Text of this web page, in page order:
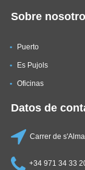
Sobre
Puerto
Es Pujols
Oficinas
Datos de
Carrer de
+34 971 34 33